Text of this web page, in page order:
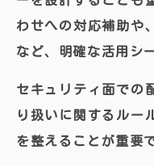
わせへの対応補助や
など、明確な活用シ
セキュリティ面での
り扱いに関するルー
を整えることが重要